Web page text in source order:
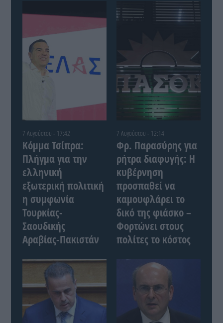
7 Αυγούστου - 17:42
Κόμμα Τσίπρα:
Πλήγμα για την
ελληνική
εξωτερική πολιτική
η συμφωνία
Τουρκίας-
Σαουδικής
Αραβίας-Πακιστάν
7 Αυγούστου - 12:14
Φρ. Παρασύρης για
ρήτρα διαφυγής: Η
κυβέρνηση
προσπαθεί να
καμουφλάρει το
δικό της φιάσκο –
Φορτώνει στους
πολίτες το κόστος